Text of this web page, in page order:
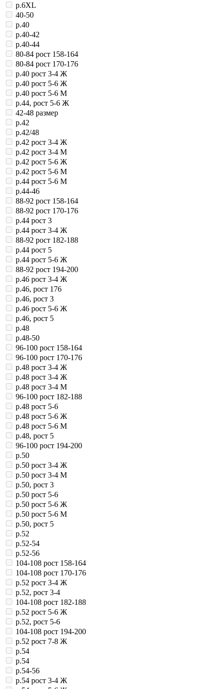
р.6ХL
40-50
р.40
р.40-42
р.40-44
80-84 рост 158-164
80-84 рост 170-176
р.40 рост 3-4 Ж
р.40 рост 5-6 Ж
р.40 рост 5-6 М
р.44, рост 5-6 Ж
42-48 размер
р.42
р.42/48
р.42 рост 3-4 Ж
р.42 рост 3-4 М
р.42 рост 5-6 Ж
р.42 рост 5-6 М
р.44 рост 5-6 М
р.44-46
88-92 рост 158-164
88-92 рост 170-176
р.44 рост 3
р.44 рост 3-4 Ж
88-92 рост 182-188
р.44 рост 5
р.44 рост 5-6 Ж
88-92 рост 194-200
р.46 рост 3-4 Ж
р.46, рост 176
р.46, рост 3
р.46 рост 5-6 Ж
р.46, рост 5
р.48
р.48-50
96-100 рост 158-164
96-100 рост 170-176
р.48 рост 3-4 Ж
р.48 рост 3-4 Ж
р.48 рост 3-4 М
96-100 рост 182-188
р.48 рост 5-6
р.48 рост 5-6 Ж
р.48 рост 5-6 М
р.48, рост 5
96-100 рост 194-200
р.50
р.50 рост 3-4 Ж
р.50 рост 3-4 М
р.50, рост 3
р.50 рост 5-6
р.50 рост 5-6 Ж
р.50 рост 5-6 М
р.50, рост 5
р.52
р.52-54
р.52-56
104-108 рост 158-164
104-108 рост 170-176
р.52 рост 3-4 Ж
р.52, рост 3-4
104-108 рост 182-188
р.52 рост 5-6 Ж
р.52, рост 5-6
104-108 рост 194-200
р.52 рост 7-8 Ж
р.54
р.54
р.54-56
р.54 рост 3-4 Ж